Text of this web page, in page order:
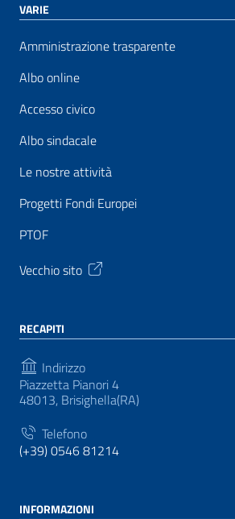
VARIE
Amministrazione trasparente
Albo online
Accesso civico
Albo sindacale
Le nostre attività
Progetti Fondi Europei
PTOF
Vecchio sito
RECAPITI
Indirizzo
Piazzetta Pianori 4
48013, Brisighella(RA)
Telefono
(+39) 0546 81214
INFORMAZIONI